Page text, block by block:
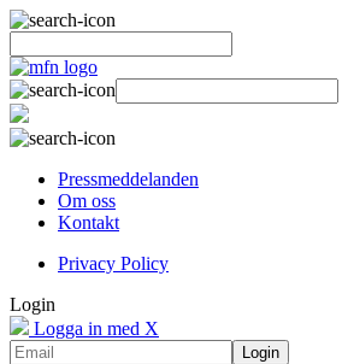
Pressmeddelanden
Om oss
Kontakt
Privacy Policy
Login
Logga in med X
Login